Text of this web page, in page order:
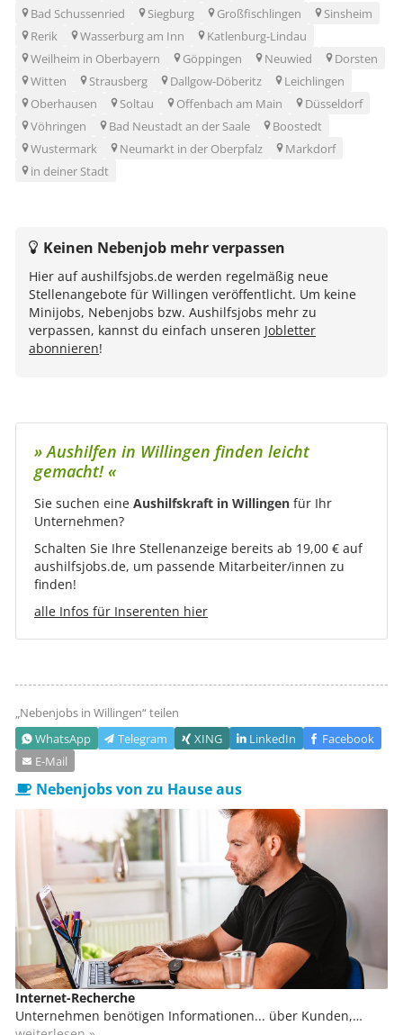
Bad Schussenried
Siegburg Großfischlingen
Sinsheim
Rerik
Wasserburg am Inn
Katlenburg-Lindau
Weilheim in Oberbayern
Göppingen Neuwied
Dorsten
Witten
Strausberg Dallgow-Döberitz
Leichlingen
Oberhausen
Soltau Offenbach am Main
Düsseldorf
Vöhringen
Bad Neustadt an der Saale
Boostedt
Wustermark
Neumarkt in der Oberpfalz
Markdorf
in deiner Stadt
Keinen Nebenjob mehr verpassen
Hier auf aushilfsjobs.de werden regelmäßig neue
Stellenangebote für Willingen veröffentlicht. Um keine
Minijobs, Nebenjobs bzw. Aushilfsjobs mehr zu
verpassen, kannst du einfach unseren Jobletter
abonnieren!
» Aushilfen in Willingen finden leicht
gemacht! «
Sie suchen eine Aushilfskraft in Willingen für Ihr
Unternehmen?
Schalten Sie Ihre Stellenanzeige bereits ab 19,00 € auf
aushilfsjobs.de, um passende Mitarbeiter/innen zu
finden!
alle Infos für Inserenten hier
„Nebenjobs in Willingen“ teilen
WhatsApp
Telegram XING LinkedIn
Facebook
E‑Mail
Nebenjobs von zu Hause aus
Internet-Recherche
Unternehmen benötigen Informationen... über Kunden,